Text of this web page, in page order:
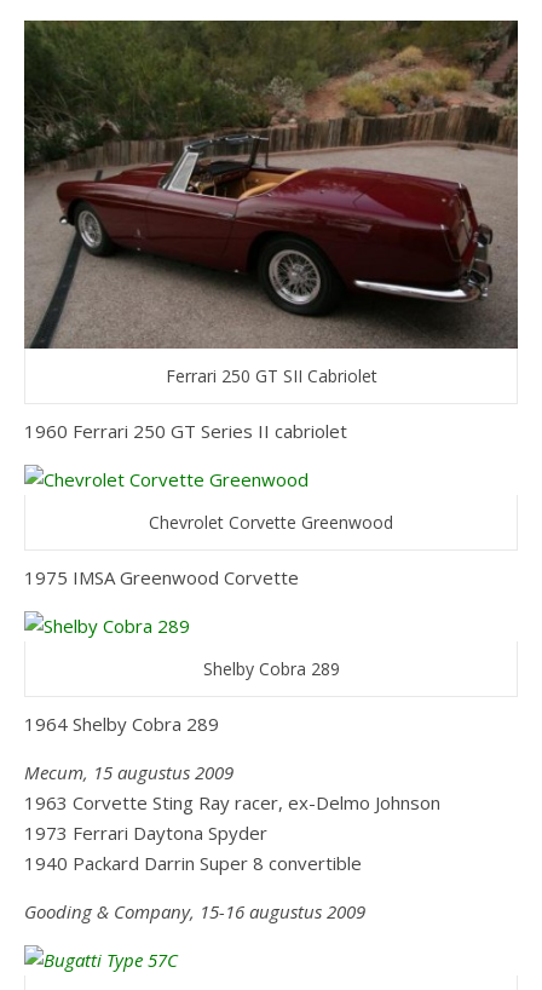
Ferrari 250 GT SII Cabriolet
1960 Ferrari 250 GT Series II cabriolet
Chevrolet Corvette Greenwood
1975 IMSA Greenwood Corvette
Shelby Cobra 289
1964 Shelby Cobra 289
Mecum, 15 augustus 2009
1963 Corvette Sting Ray racer, ex-Delmo Johnson
1973 Ferrari Daytona Spyder
1940 Packard Darrin Super 8 convertible
Gooding & Company, 15-16 augustus 2009